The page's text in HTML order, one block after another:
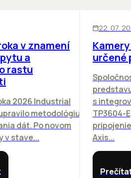
v znamení
a
rastu
2026 Industrial
metodológiu
dát. Po novom
v stave...
22. 07.
určené
s
TP3604-
Axis...